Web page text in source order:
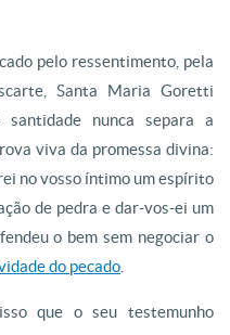
pelo ressentimento, pela
Santa Maria Goretti
nunca separa a
viva da promessa divina:
no vosso íntimo um espírito
de pedra e dar-vos-ei um
o bem sem negociar o
do pecado.
que o seu testemunho